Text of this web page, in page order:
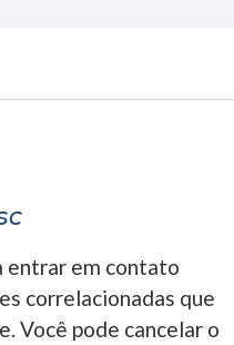
entrar em contato
correlacionadas que
Você pode cancelar o